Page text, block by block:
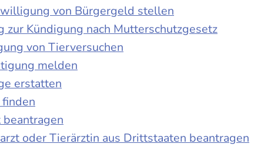
von Bürgergeld stellen
zur Kündigung nach Mutterschutzgesetz
von Tierversuchen
melden
erstatten
oder Tierärztin aus Drittstaaten beantragen